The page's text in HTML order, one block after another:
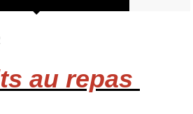
au repas